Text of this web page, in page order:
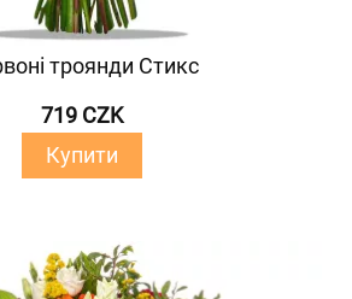
троянди Стикс
719 CZK
Купити